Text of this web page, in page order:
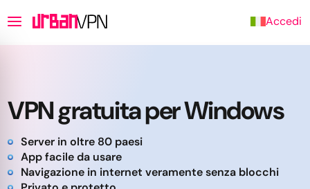
Accedi
VPN gratuita per Windows
Server in oltre 80 paesi
App facile da usare
Navigazione in internet veramente senza blocchi